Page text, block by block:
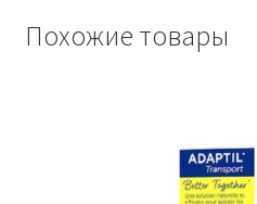
Похожие товары